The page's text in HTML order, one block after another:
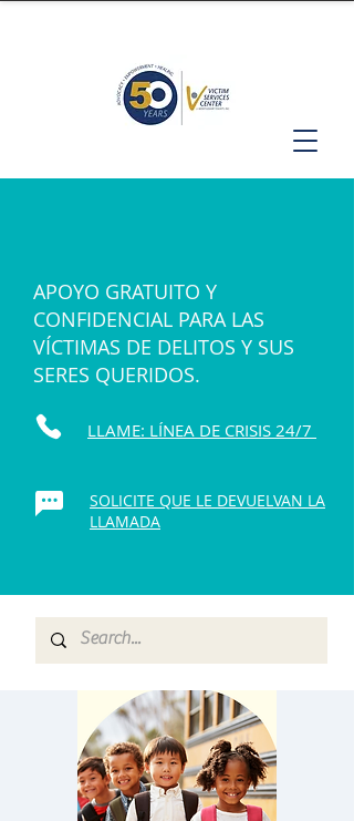
APOYO GRATUITO Y
CONFIDENCIAL PARA LAS
VÍCTIMAS DE DELITOS Y SUS
SERES QUERIDOS.
LLAME: LÍNEA DE CRISIS 24/7
SOLICITE QUE LE DEVUELVAN LA
LLAMADA